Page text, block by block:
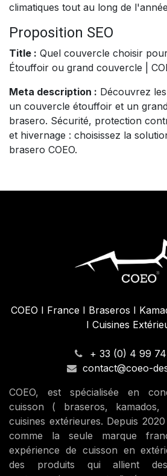
climatiques tout au long de
Proposition SEO
Title : Quel couvercle choisir
Étouffoir ou grand couvercle |
Meta description : Découvrez
un couvercle étouffoir et un
brasero. Sécurité, protection
et hivernage : choisissez la
brasero COEO.
COEO I France I Braseros I
I Cuisines
+ 33 (0) 4 99
contact@coeo-
COEO, est spécialisée en
cuisson ( braseros,
cuisines extérieures. Depuis
comme la seule marque
expérience de cuisson en
des produits qui allient